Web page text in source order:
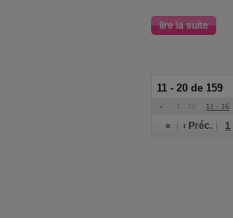
lire la suite
11 - 20 de 159
« 1 - 10 11 - 16
« ‹ Préc. 1